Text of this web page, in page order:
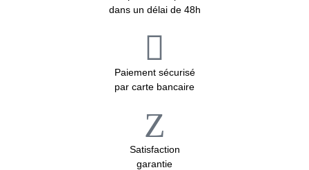
dans un délai de 48h
Paiement sécurisé
par carte bancaire
Satisfaction
garantie